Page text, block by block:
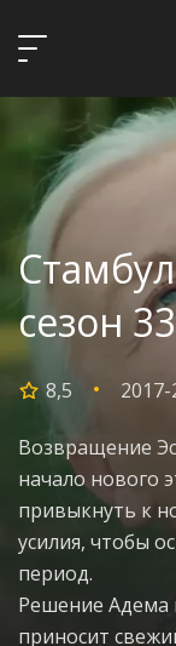
сезон
8,5 2017-
Возвращение
начало нового
привыкнуть к
усилия, чтобы
период.
Решение Адема
приносит